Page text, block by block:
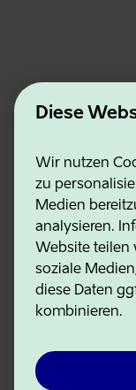
Diese
Wir nutzen
zu
Medien
analysieren.
Website teilen
soziale
diese Daten
kombinieren.
Estonian
Kontakte
Cookie- und